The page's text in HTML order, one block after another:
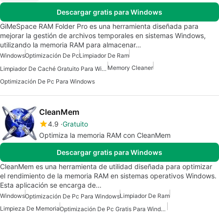
Descargar gratis para Windows
GiMeSpace RAM Folder Pro es una herramienta diseñada para
mejorar la gestión de archivos temporales en sistemas Windows,
utilizando la memoria RAM para almacenar…
WindowsOptimización De PcLimpiador De Ram
Limpiador De Caché Gratuito Para Windows Memory Cleaner
Optimización De Pc Para Windows
CleanMem
4.9 Gratuito
Optimiza la memoria RAM con CleanMem
Descargar gratis para Windows
CleanMem es una herramienta de utilidad diseñada para optimizar
el rendimiento de la memoria RAM en sistemas operativos Windows.
Esta aplicación se encarga de…
WindowsOptimización De Pc Para WindowsLimpiador De Ram
Limpieza De Memoria
Optimización De Pc Gratis Para Windows